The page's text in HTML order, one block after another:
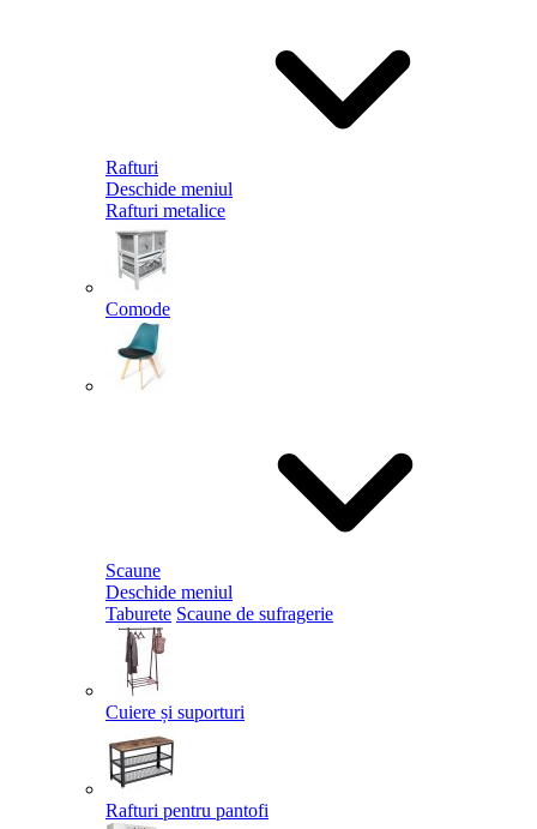
Rafturi
Deschide meniul
Rafturi metalice
Comode
Scaune
Deschide meniul
Taburete Scaune de sufragerie
Cuiere și suporturi
Rafturi pentru pantofi